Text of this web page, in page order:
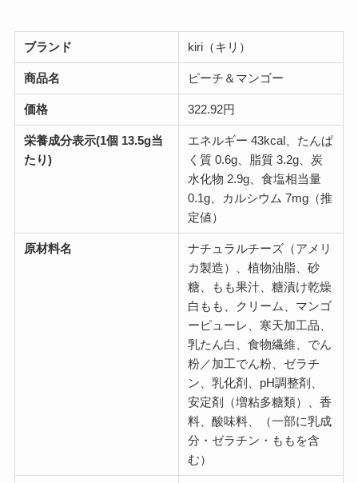
ブランド kiri（キリ）
商品名 ピーチ＆マンゴー
価格 322.92円
栄養成分表示(1個 13.5g当
たり)
エネルギー 43kcal、たんぱ
く質 0.6g、脂質 3.2g、炭
水化物 2.9g、食塩相当量
0.1g、カルシウム 7mg（推
定値）
原材料名
ナチュラルチーズ（アメリ
カ製造）、植物油脂、砂
糖、もも果汁、糖漬け乾燥
白もも、クリーム、マンゴ
ーピューレ、寒天加工品、
乳たん白、食物繊維、でん
粉／加工でん粉、ゼラチ
ン、乳化剤、pH調整剤、
安定剤（増粘多糖類）、香
料、酸味料、（一部に乳成
分・ゼラチン・ももを含
む）